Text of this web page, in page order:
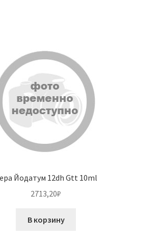
Йодатум 12dh Gtt 10ml
2713,20₽
В корзину